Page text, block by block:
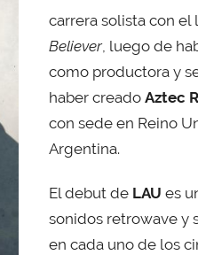
carrera solista con
Believer, luego de
como productora y
haber creado Aztec
con sede en Reino
Argentina.
El debut de LAU es
sonidos retrowave y
en cada uno de los